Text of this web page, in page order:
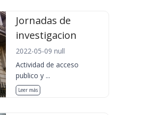
Jornadas de
investigacion
2022-05-09 null
Actividad de acceso
publico y ...
Leer más